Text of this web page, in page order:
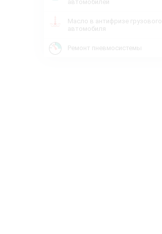
автомобилей
Масло в антифризе грузового
автомобиля
Ремонт пневмосистемы